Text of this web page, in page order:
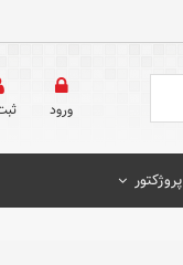
ورود